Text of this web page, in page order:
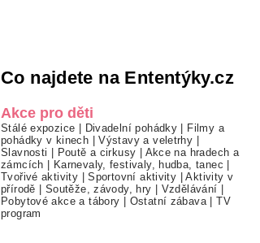
Co najdete na Ententýky.cz
Akce pro děti
Stálé expozice | Divadelní pohádky | Filmy a
pohádky v kinech |Výstavy a veletrhy |
Slavnosti | Poutě a cirkusy | Akce na hradech a
zámcích | Karnevaly, festivaly, hudba, tanec |
Tvořivé aktivity |Sportovní aktivity |Aktivity v
přírodě | Soutěže, závody, hry | Vzdělávání |
Pobytové akce a tábory | Ostatní zábava |TV
program